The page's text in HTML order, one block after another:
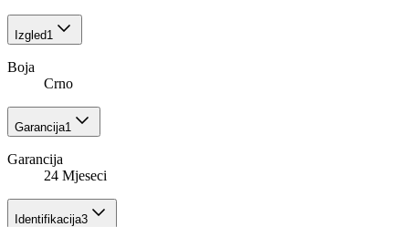
Izgled1
Boja
Crno
Garancija1
Garancija
24 Mjeseci
Identifikacija3